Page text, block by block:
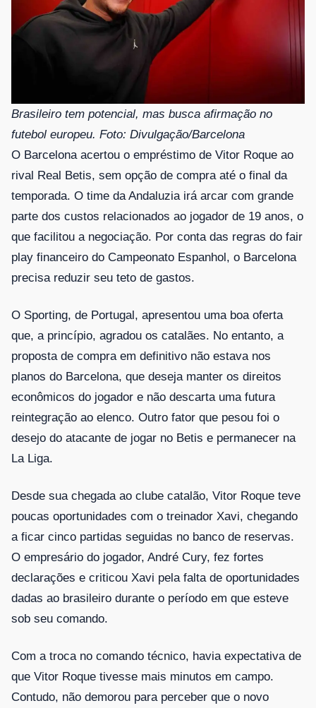
Brasileiro tem potencial, mas busca afirmação no
futebol europeu. Foto: Divulgação/Barcelona
O Barcelona acertou o empréstimo de Vitor Roque ao
rival Real Betis, sem opção de compra até o final da
temporada. O time da Andaluzia irá arcar com grande
parte dos custos relacionados ao jogador de 19 anos, o
que facilitou a negociação. Por conta das regras do fair
play financeiro do Campeonato Espanhol, o Barcelona
precisa reduzir seu teto de gastos.
O Sporting, de Portugal, apresentou uma boa oferta
que, a princípio, agradou os catalães. No entanto, a
proposta de compra em definitivo não estava nos
planos do Barcelona, que deseja manter os direitos
econômicos do jogador e não descarta uma futura
reintegração ao elenco. Outro fator que pesou foi o
desejo do atacante de jogar no Betis e permanecer na
La Liga.
Desde sua chegada ao clube catalão, Vitor Roque teve
poucas oportunidades com o treinador Xavi, chegando
a ficar cinco partidas seguidas no banco de reservas.
O empresário do jogador, André Cury, fez fortes
declarações e criticou Xavi pela falta de oportunidades
dadas ao brasileiro durante o período em que esteve
sob seu comando.
Com a troca no comando técnico, havia expectativa de
que Vitor Roque tivesse mais minutos em campo.
Contudo, não demorou para perceber que o novo